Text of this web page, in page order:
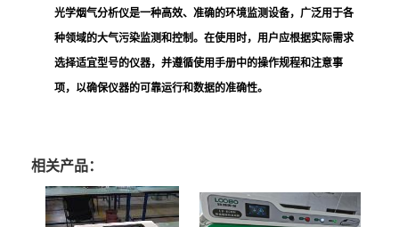
光学烟气分析仪是一种高效、准确的环境监测设备，广泛用于各
种领域的大气污染监测和控制。在使用时，用户应根据实际需求
选择适宜型号的仪器，并遵循使用手册中的操作规程和注意事
项，以确保仪器的可靠运行和数据的准确性。
相关产品：